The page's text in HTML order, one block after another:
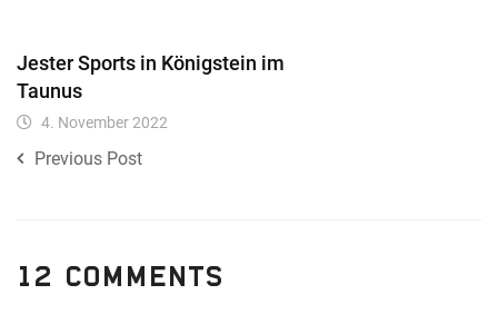
★ ★★
fDnlcZeVAVSpqlRHJKqCqxmd
husDyeJohltBjJJbpZlXt
Jester Sports in Königstein im
Taunus
4. November 2022
Previous Post
12 Comments